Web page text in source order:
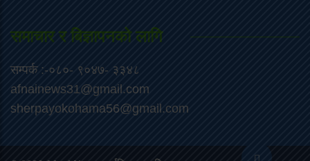
समाचार र बिज्ञापनको लागि
सम्पर्क :-०८०- ९०४७- ३३४८
afnainews31@gmail.com
sherpayokohama56@gmail.com